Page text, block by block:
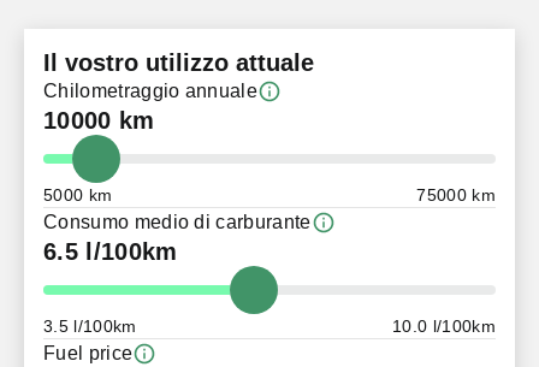
Il vostro utilizzo attuale
Chilometraggio annuale
10000 km
5000 km 75000 km
Consumo medio di carburante
6.5 l/100km
3.5 l/100km 10.0 l/100km
Fuel price